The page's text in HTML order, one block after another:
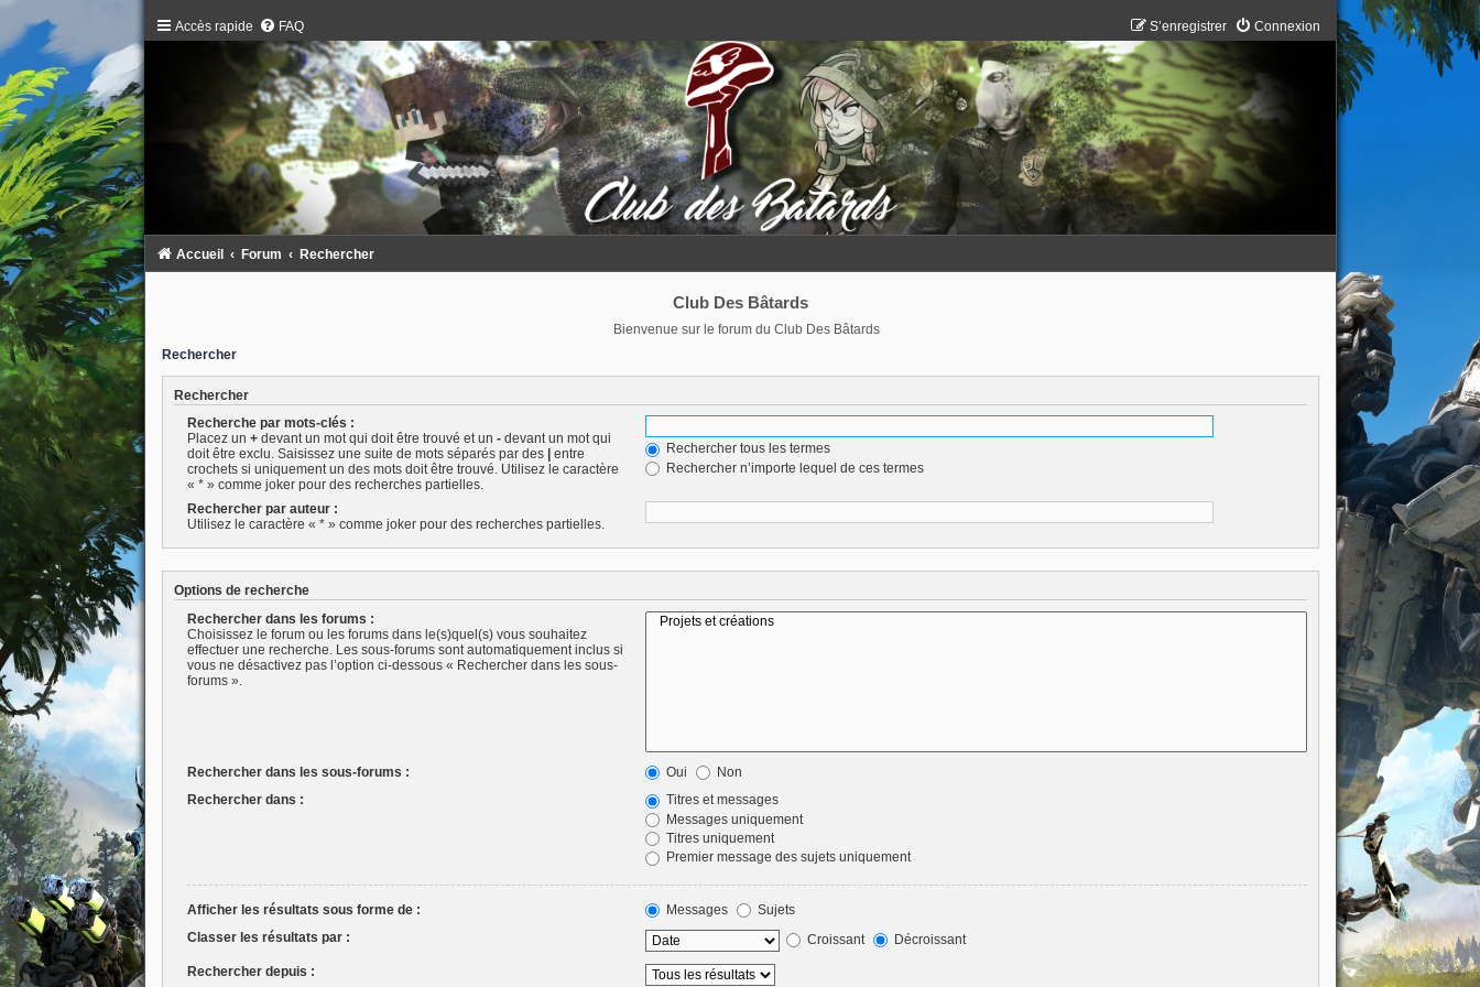
Accès rapide FAQ Connexion
S’enregistrer
Accueil Forum Rechercher
Club Des Bâtards
Bienvenue sur le forum du Club Des Bâtards
Rechercher
Rechercher
Recherche par mots-clés :
Placez un +devant un mot qui doit être trouvé et un -devant un mot qui
doit être exclu. Saisissez une suite de mots séparés par des
entre
crochets si uniquement un des mots doit être trouvé. Utilisez le caractère
« * » comme joker pour des recherches partielles.
Rechercher tous les termes
Rechercher n’importe lequel de ces termes
Rechercher par auteur :
Utilisez le caractère « * » comme joker pour des recherches partielles.
Options de recherche
Rechercher dans les forums :
Choisissez le forum ou les forums dans le(s)quel(s) vous souhaitez
effectuer une recherche. Les sous-forums sont automatiquement inclus si
vous ne désactivez pas l’option ci-dessous « Rechercher dans les sous-
forums ».
Rechercher dans les sous-forums : Oui
Non
Rechercher dans :
Titres et messages
Messages uniquement
Titres uniquement
Premier message des sujets uniquement
Afficher les résultats sous forme de : Messages
Sujets
Classer les résultats par :
Croissant Décroissant
Rechercher depuis :